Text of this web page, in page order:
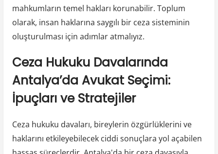
mahkumların temel hakları korunabilir. Toplum
olarak, insan haklarına saygılı bir ceza sisteminin
oluşturulması için adımlar atmalıyız.
Ceza Hukuku Davalarında
Antalya’da Avukat Seçimi:
İpuçları ve Stratejiler
Ceza hukuku davaları, bireylerin özgürlüklerini ve
haklarını etkileyebilecek ciddi sonuçlara yol açabilen